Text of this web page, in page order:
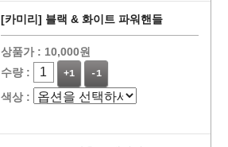
[카미리] 블랙 & 화이트 파워핸들
상품가 : 10,000원
수량 :
+1 -1
색상 :